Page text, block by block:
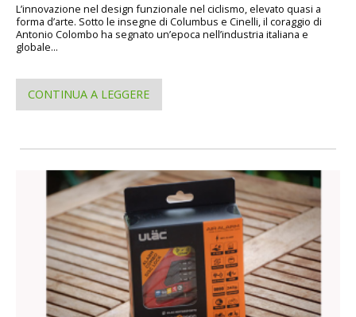
L’innovazione nel design funzionale nel ciclismo, elevato quasi a
forma d’arte. Sotto le insegne di Columbus e Cinelli, il coraggio di
Antonio Colombo ha segnato un’epoca nell’industria italiana e
globale...
CONTINUA A LEGGERE